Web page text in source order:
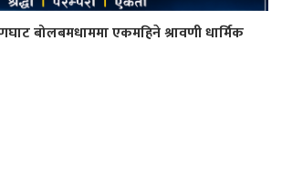
बोलबमधाममा एकमहिने श्रावणी धार्मिक